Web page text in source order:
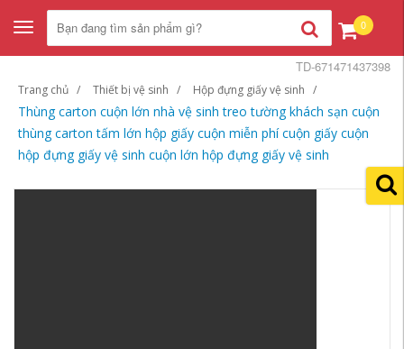
Toggle
navigation
0
Trang chủ Thiết bị vệ sinh Hộp đựng giấy vệ sinh
Thùng carton cuộn lớn nhà vệ sinh treo tường khách sạn cuộn
thùng carton tấm lớn hộp giấy cuộn miễn phí cuộn giấy cuộn
hộp đựng giấy vệ sinh cuộn lớn hộp đựng giấy vệ sinh
TD-671471437398